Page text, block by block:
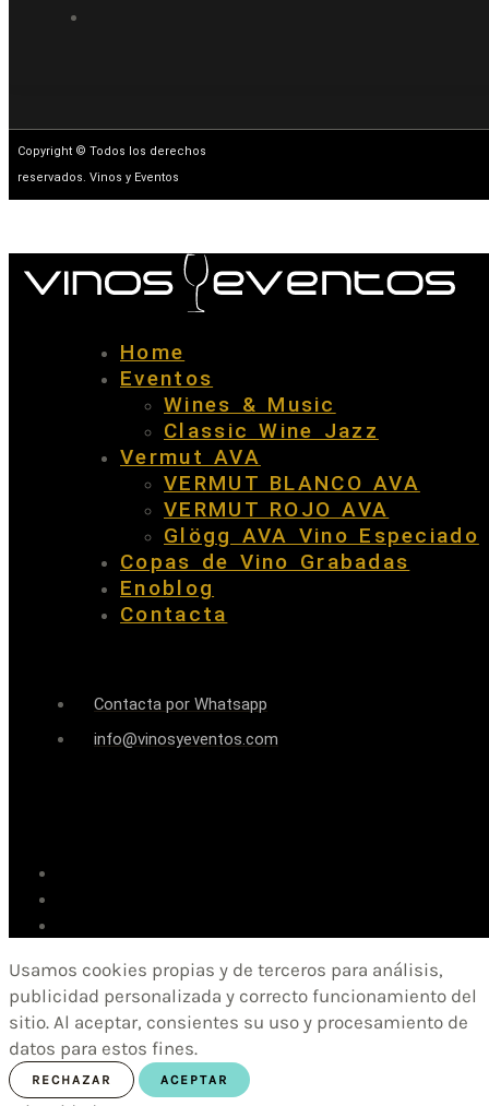
Copyright © Todos los derechos
reservados. Vinos y Eventos
Home
Eventos
Wines & Music
Classic Wine Jazz
Vermut AVA
VERMUT BLANCO AVA
VERMUT ROJO AVA
Glögg AVA Vino Especiado
Copas de Vino Grabadas
Enoblog
Contacta
Contacta por Whatsapp
info@vinosyeventos.com
Usamos cookies propias y de terceros para análisis,
publicidad personalizada y correcto funcionamiento del
sitio. Al aceptar, consientes su uso y procesamiento de
datos para estos fines.
RECHAZAR ACEPTAR